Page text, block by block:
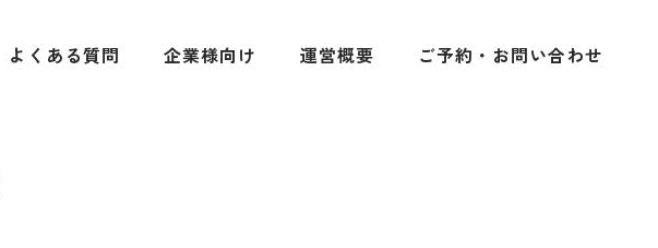
よくある質問 企業様向け 運営概要 ご予約・お問い合わせ